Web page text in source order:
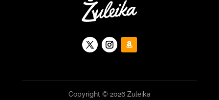
Copyright © 2026 Zuleika